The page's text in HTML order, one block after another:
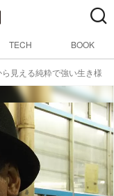
TECH BOOK
見える純粋で強い生き様